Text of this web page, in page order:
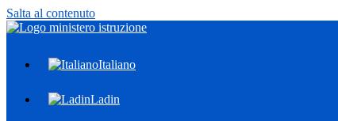
Salta al contenuto
Italiano
Ladin